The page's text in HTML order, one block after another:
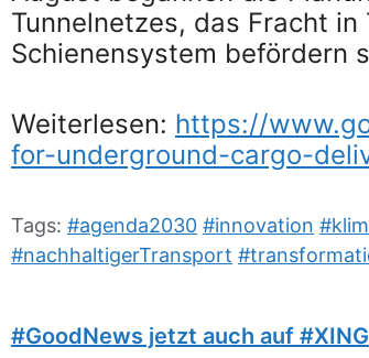
Tunnelnetzes, das Fracht
Schienensystem befördern
Weiterlesen: https://
for-underground-cargo-
Tags: #agenda2030 #innovation
#nachhaltigerTransport
#GoodNews jetzt auch auf #XING